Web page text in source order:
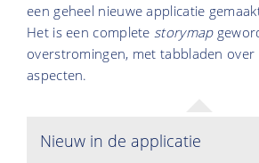
een geheel nieuwe applicatie
Het is een completestorymap
overstromingen, met tabbladen over
aspecten.
Nieuw in de applicatie